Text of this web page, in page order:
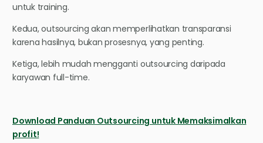
untuk training.
Kedua, outsourcing akan memperlihatkan transparansi
karena hasilnya, bukan prosesnya, yang penting.
Ketiga, lebih mudah mengganti outsourcing daripada
karyawan full-time.
Download Panduan Outsourcing untuk Memaksimalkan
profit!